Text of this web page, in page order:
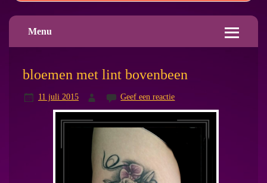
Menu
bloemen met lint bovenbeen
11 juli 2015 Geef een reactie